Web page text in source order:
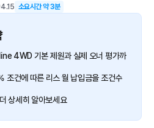
소요시간 약3분
4WD 기본 제원과 실제 오너 평가까
조건에 따른 리스 월 납입금을 조건수
상세히 알아보세요